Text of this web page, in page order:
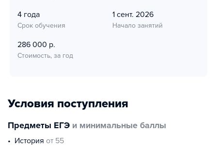
4 года
Срок обучения
1 сент. 2026
Начало занятий
286 000 р.
Стоимость, за год
Условия поступления
Предметы ЕГЭ и минимальные баллы
история от 55